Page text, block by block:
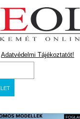
Adatvédelmi Tájékoztatót!